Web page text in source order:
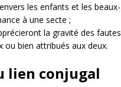
les enfants et les beaux-
à une secte ;
la gravité des fautes
ou bien attribués aux deux.
lien conjugal